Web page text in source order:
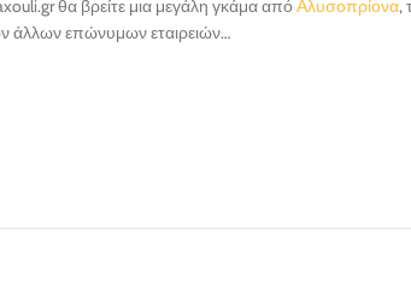
θα βρείτε μια μεγάλη γκάμα από Αλυσοπρίονα,
άλλων επώνυμων εταιρειών…